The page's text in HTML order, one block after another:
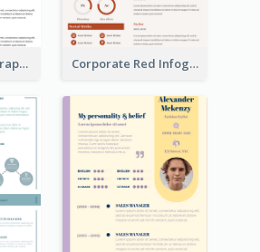
Minimalist Infographic Resume Corporate Red Infographic Resume